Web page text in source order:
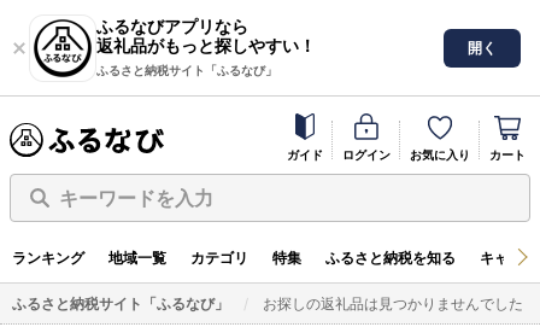
ふるなびアプリなら
返礼品がもっと探しやすい！
ふるさと納税サイト「ふるなび」
開く
ガイド ログイン お気に入り カート
キーワードを入力
ランキング 地域一覧 カテゴリ 特集 ふるさと納税を知る キャン
ふるさと納税サイト「ふるなび」 お探しの返礼品は見つかりませんでした